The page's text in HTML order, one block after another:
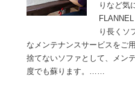
りなど気
り長くソ
なメンテナンスサービスをご
捨てないソファとして、メン
度でも蘇ります。……